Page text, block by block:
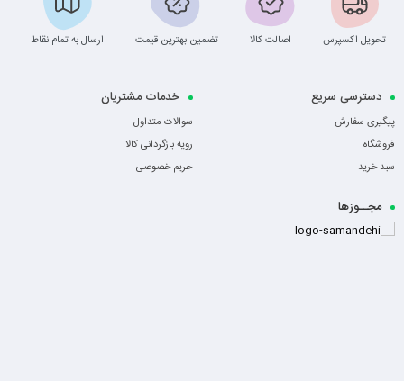
تحویل اکسپرس اصالت کالا تضمین بهترین قیمت ارسال به تمام نقاط
دسترسی سریع
پیگیری سفارش
فروشگاه
سبد خرید
خدمات مشتریان
سوالات متداول
رویه بازگردانی کالا
حریم خصوصی
مجــوزها